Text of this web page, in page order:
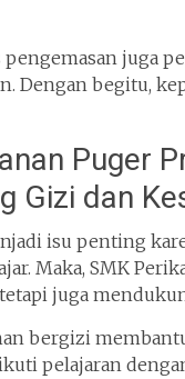
pengemasan juga
Dengan begitu,
Puger
Gizi dan
isu penting
Maka, SMK
juga
bergizi
pelajaran